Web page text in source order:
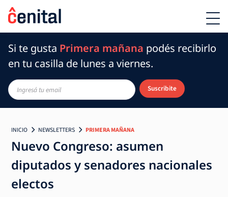
Si te gusta Primera mañana podés recibirlo
en tu casilla de lunes a viernes.
Suscribite
INICIO NEWSLETTERS PRIMERA MAÑANA
Nuevo Congreso: asumen
diputados y senadores nacionales
electos